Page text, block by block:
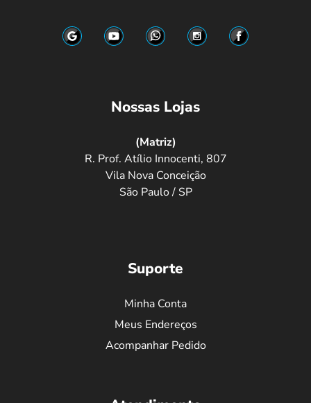
Nossas Lojas
(Matriz)
R. Prof. Atílio Innocenti, 807
Vila Nova Conceição
São Paulo / SP
Suporte
Minha Conta
Meus Endereços
Acompanhar Pedido